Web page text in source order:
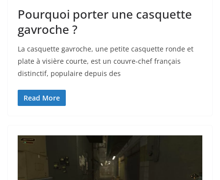
Pourquoi porter une casquette
gavroche ?
La casquette gavroche, une petite casquette ronde et
plate à visière courte, est un couvre-chef français
distinctif, populaire depuis des
Read More